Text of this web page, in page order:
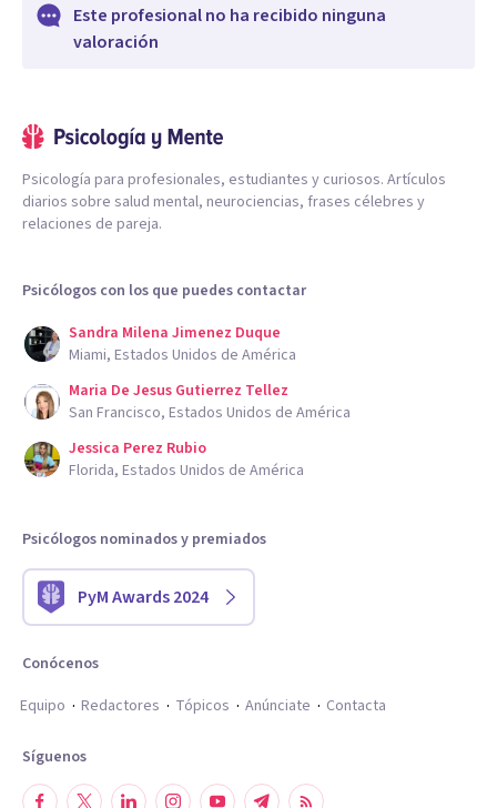
Este profesional no ha recibido ninguna
valoración
Psicología para profesionales, estudiantes y curiosos. Artículos
diarios sobre salud mental, neurociencias, frases célebres y
relaciones de pareja.
Psicólogos con los que puedes contactar
Sandra Milena Jimenez Duque
Miami, Estados Unidos de América
Maria De Jesus Gutierrez Tellez
San Francisco, Estados Unidos de América
Jessica Perez Rubio
Florida, Estados Unidos de América
Psicólogos nominados y premiados
PyM Awards 2024
Conócenos
Equipo
Redactores Tópicos Anúnciate Contacta
Síguenos